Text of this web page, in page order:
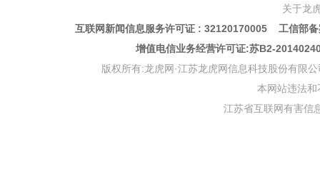
关于龙
互联网新闻信息服务许可证 : 32120170005 工信部
增值电信业务经营许可证:苏B2-
版权所有:龙虎网·江苏龙虎网信息科技股份有限
本网站违法
江苏省互联网有害